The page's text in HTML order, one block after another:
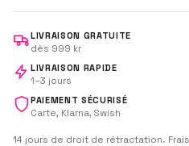
LIVRAISON GRATUITE
dès 999 kr
LIVRAISON RAPIDE
1–3 jours
PAIEMENT SÉCURISÉ
Carte, Klarna, Swish
14 jours de droit de rétractation.